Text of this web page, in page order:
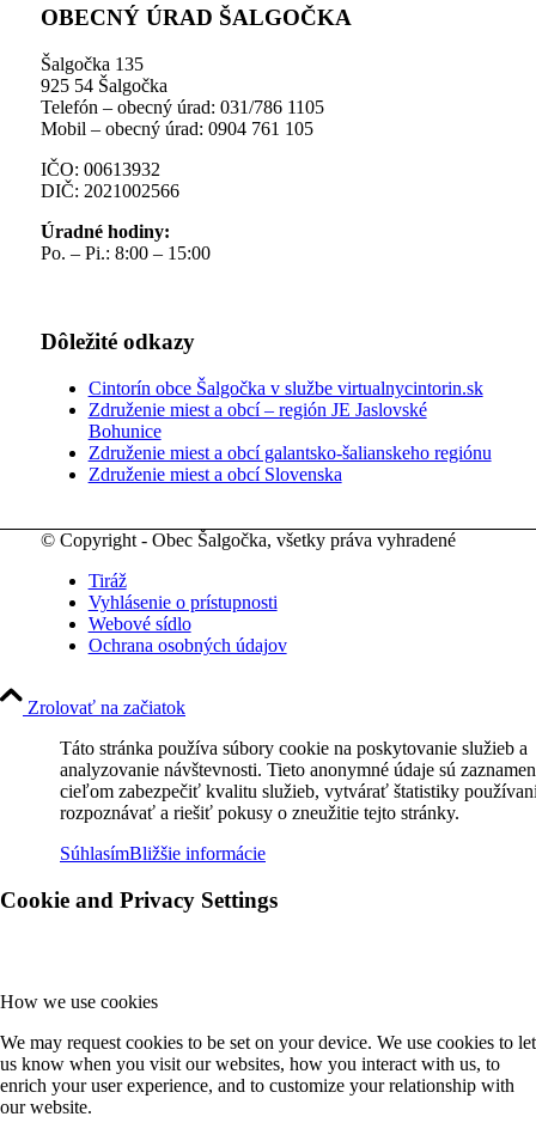
OBECNÝ ÚRAD ŠALGOČKA
Šalgočka 135
925 54 Šalgočka
Telefón – obecný úrad: 031/786 1105
Mobil – obecný úrad: 0904 761 105
IČO: 00613932
DIČ: 2021002566
Úradné hodiny:
Po. – Pi.: 8:00 – 15:00
Dôležité odkazy
Cintorín obce Šalgočka v službe virtualnycintorin.sk
Združenie miest a obcí – región JE Jaslovské
Bohunice
Združenie miest a obcí galantsko-šalianskeho regiónu
Združenie miest a obcí Slovenska
© Copyright - Obec Šalgočka, všetky práva vyhradené
Tiráž
Vyhlásenie o prístupnosti
Webové sídlo
Ochrana osobných údajov
Zrolovať na začiatok
Táto stránka používa súbory cookie na poskytovanie služieb a
analyzovanie návštevnosti. Tieto anonymné údaje sú
cieľom zabezpečiť kvalitu služieb, vytvárať štatistiky
rozpoznávať a riešiť pokusy o zneužitie tejto stránky.
SúhlasímBližšie informácie
Cookie and Privacy Settings
How we use cookies
We may request cookies to be set on your device. We use cookies to let
us know when you visit our websites, how you interact with us, to
enrich your user experience, and to customize your relationship with
our website.